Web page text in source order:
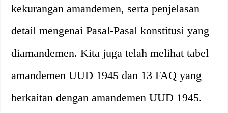
kekurangan amandemen, serta penjelasan
detail mengenai Pasal-Pasal konstitusi yang
diamandemen. Kita juga telah melihat tabel
amandemen UUD 1945 dan 13 FAQ yang
berkaitan dengan amandemen UUD 1945.